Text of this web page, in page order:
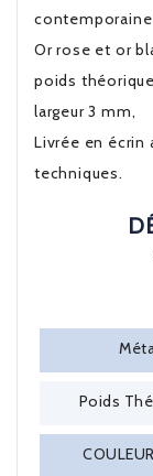
Or rose et or
poids
largeur 3 mm,
Livrée en écrin
techniques.
Poids